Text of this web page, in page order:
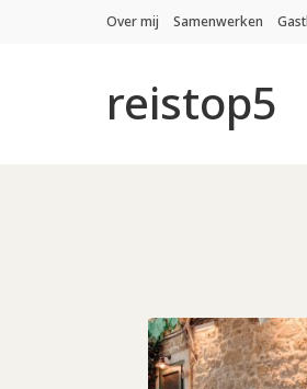
Over mij Samenwerken
reistop5